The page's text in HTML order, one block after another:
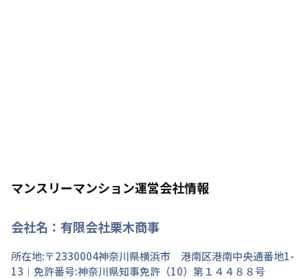
マンスリーマンション運営会社情報
会社名： 有限会社栗木商事
所在地:〒2330004神奈川県横浜市 港南区港南中央通番地1-
13 ｜免許番号:神奈川県知事免許（10）第１４４８８号